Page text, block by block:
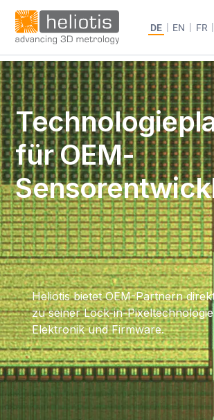
DE EN FR
für OEM-
Heliotis bietet OEM-Partnern
zu seiner Lock-in-
Elektronik und Firmware.